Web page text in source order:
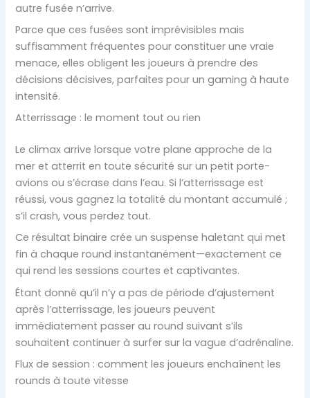
autre fusée n’arrive.
Parce que ces fusées sont imprévisibles mais
suffisamment fréquentes pour constituer une vraie
menace, elles obligent les joueurs à prendre des
décisions décisives, parfaites pour un gaming à haute
intensité.
Atterrissage : le moment tout ou rien
Le climax arrive lorsque votre plane approche de la
mer et atterrit en toute sécurité sur un petit porte-
avions ou s’écrase dans l’eau. Si l’atterrissage est
réussi, vous gagnez la totalité du montant accumulé ;
s’il crash, vous perdez tout.
Ce résultat binaire crée un suspense haletant qui met
fin à chaque round instantanément—exactement ce
qui rend les sessions courtes et captivantes.
Étant donné qu’il n’y a pas de période d’ajustement
après l’atterrissage, les joueurs peuvent
immédiatement passer au round suivant s’ils
souhaitent continuer à surfer sur la vague d’adrénaline.
Flux de session : comment les joueurs enchaînent les
rounds à toute vitesse